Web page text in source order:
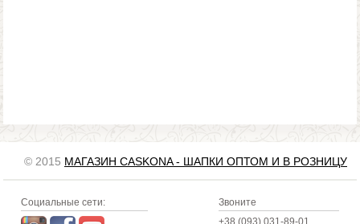
© 2015 МАГАЗИН CASKONA - ШАПКИ ОПТОМ И В РОЗНИЦУ
Социальные сети:
Звоните